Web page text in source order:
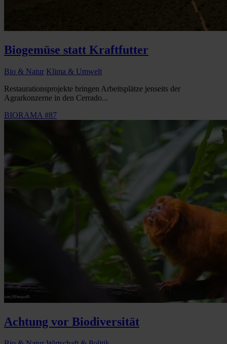
Biogemüse statt Kraftfutter
Bio & Natur Klima & Umwelt
Restaurationsprojekte bringen Arbeitsplätze jenseits der
Agrarkonzerne in den Cerrado...
BIORAMA #87
Achtung vor Biodiversität